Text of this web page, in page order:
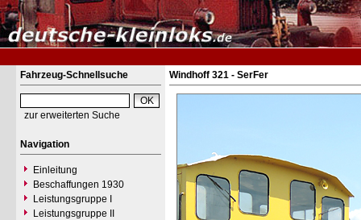
Fahrzeug-Schnellsuche
zur erweiterten Suche
Navigation
Einleitung
Beschaffungen 1930
Leistungsgruppe I
Leistungsgruppe II
Windhoff 321 - SerFer